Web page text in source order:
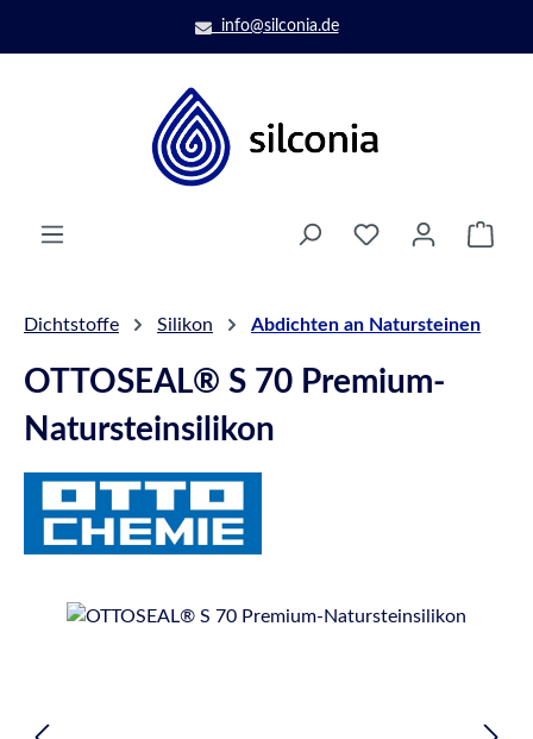
Zum Hauptinhalt springeninfo@silconia.de
Dichtstoffe Silikon Abdichten an Natursteinen
OTTOSEAL® S 70 Premium-
Natursteinsilikon
Bildergalerie überspringen